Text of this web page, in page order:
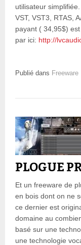
utilisateur
VST, VST3, RTAS,
payant ( 34,95$)
par ici: http://
Publié dans Freeware
PLOGUE
Et un freeware de
en bois dont on ne
ce dernier est
domaine au
basé sur une
une technologie